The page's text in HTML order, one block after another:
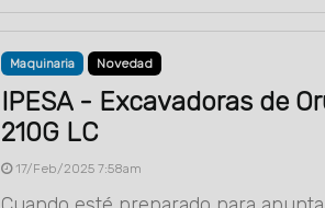
Maquinaria Novedad
IPESA - Excavadoras de
210G LC
17/Feb/2025 7:58am